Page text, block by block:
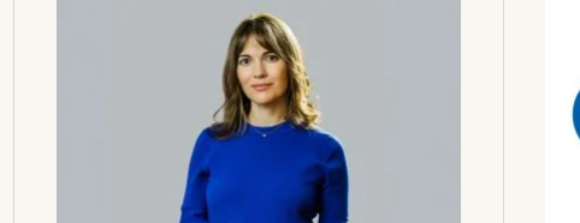
in this category are:
submit anonymous activity data to analytics software. This data
our website.
in this category are: